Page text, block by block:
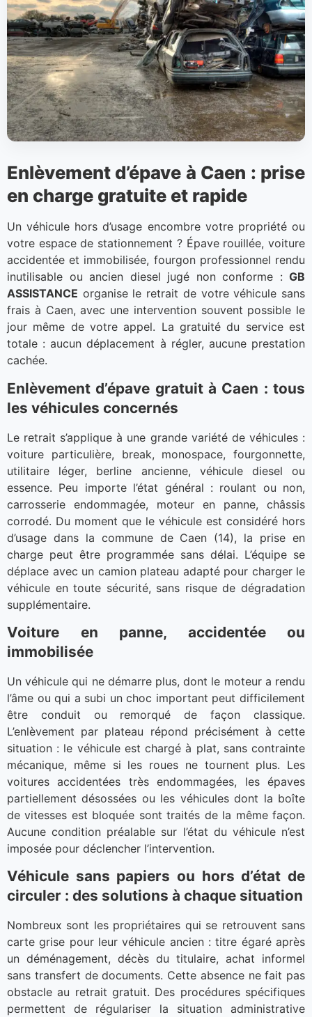
Enlèvement d’épave à Caen : prise
en charge gratuite et rapide
Un véhicule hors d’usage encombre votre propriété ou
votre espace de stationnement ? Épave rouillée, voiture
accidentée et immobilisée, fourgon professionnel rendu
inutilisable ou ancien diesel jugé non conforme : GB
ASSISTANCE organise le retrait de votre véhicule sans
frais à Caen, avec une intervention souvent possible le
jour même de votre appel. La gratuité du service est
totale : aucun déplacement à régler, aucune prestation
cachée.
Enlèvement d’épave gratuit à Caen : tous
les véhicules concernés
Le retrait s’applique à une grande variété de véhicules :
voiture particulière, break, monospace, fourgonnette,
utilitaire léger, berline ancienne, véhicule diesel ou
essence. Peu importe l’état général : roulant ou non,
carrosserie endommagée, moteur en panne, châssis
corrodé. Du moment que le véhicule est considéré hors
d’usage dans la commune de Caen (14), la prise en
charge peut être programmée sans délai. L’équipe se
déplace avec un camion plateau adapté pour charger le
véhicule en toute sécurité, sans risque de dégradation
supplémentaire.
Voiture en panne, accidentée ou
immobilisée
Un véhicule qui ne démarre plus, dont le moteur a rendu
l’âme ou qui a subi un choc important peut difficilement
être conduit ou remorqué de façon classique.
L’enlèvement par plateau répond précisément à cette
situation : le véhicule est chargé à plat, sans contrainte
mécanique, même si les roues ne tournent plus. Les
voitures accidentées très endommagées, les épaves
partiellement désossées ou les véhicules dont la boîte
de vitesses est bloquée sont traités de la même façon.
Aucune condition préalable sur l’état du véhicule n’est
imposée pour déclencher l’intervention.
Véhicule sans papiers ou hors d’état de
circuler : des solutions à chaque situation
Nombreux sont les propriétaires qui se retrouvent sans
carte grise pour leur véhicule ancien : titre égaré après
un déménagement, décès du titulaire, achat informel
sans transfert de documents. Cette absence ne fait pas
obstacle au retrait gratuit. Des procédures spécifiques
permettent de régulariser la situation administrative